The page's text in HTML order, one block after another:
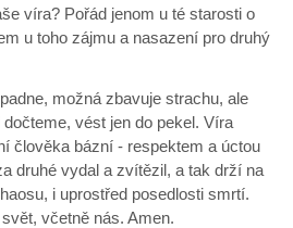
víra? Pořád jenom u té starosti o
u toho zájmu a nasazení pro druhý
možná zbavuje strachu, ale
vést jen do pekel. Víra
člověka bázní - respektem a úctou
druhé vydal a zvítězil, a tak drží na
i uprostřed posedlosti smrtí.
včetně nás. Amen.